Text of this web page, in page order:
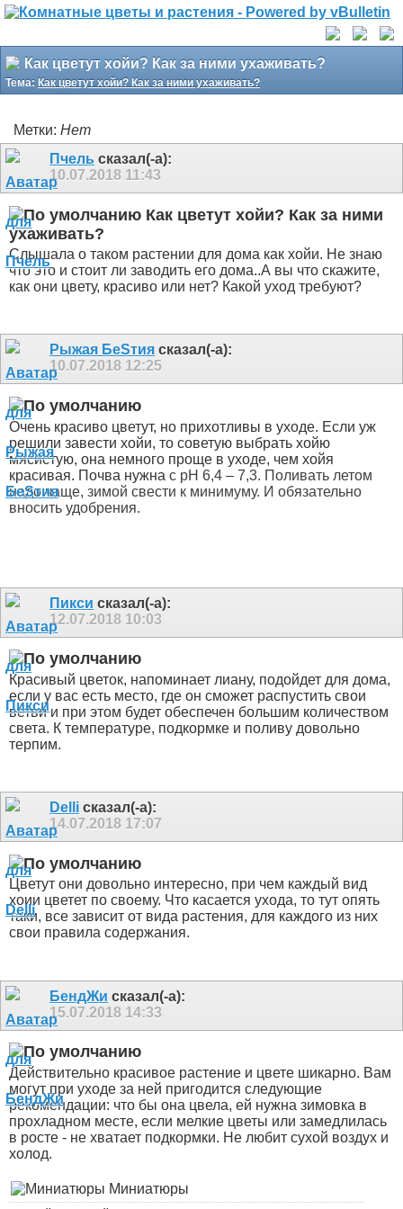
Как цветут хойи? Как за ними ухаживать?
Тема: Как цветут хойи? Как за ними ухаживать?
Метки: Нет
Пчель сказал(-а):
10.07.2018 11:43
Как цветут хойи? Как за ними
ухаживать?
Слышала о таком растении для дома как хойи. Не знаю
что это и стоит ли заводить его дома..А вы что скажите,
как они цвету, красиво или нет? Какой уход требуют?
Рыжая БeSтия сказал(-а):
10.07.2018 12:25
Очень красиво цветут, но прихотливы в уходе. Если уж
решили завести хойи, то советую выбрать хойю
мясистую, она немного проще в уходе, чем хойя
красивая. Почва нужна с pH 6,4 – 7,3. Поливать летом
надо чаще, зимой свести к минимуму. И обязательно
вносить удобрения.
Пикси сказал(-а):
12.07.2018 10:03
Красивый цветок, напоминает лиану, подойдет для дома,
если у вас есть место, где он сможет распустить свои
ветви и при этом будет обеспечен большим количеством
света. К температуре, подкормке и поливу довольно
терпим.
Delli сказал(-а):
14.07.2018 17:07
Цветут они довольно интересно, при чем каждый вид
хоии цветет по своему. Что касается ухода, то тут опять
таки, все зависит от вида растения, для каждого из них
свои правила содержания.
БендЖи сказал(-а):
15.07.2018 14:33
Действительно красивое растение и цвете шикарно. Вам
могут при уходе за ней пригодится следующие
рекомендации: что бы она цвела, ей нужна зимовка в
прохладном месте, если мелкие цветы или замедлилась
в росте - не хватает подкормки. Не любит сухой воздух и
холод.
Миниатюры